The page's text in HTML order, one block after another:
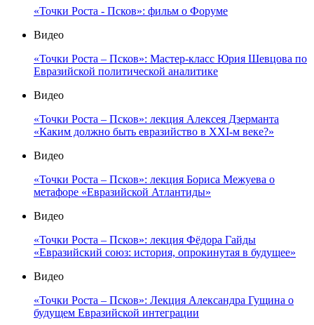
«Точки Роста - Псков»: фильм о Форуме
Видео
«Точки Роста – Псков»: Мастер-класс Юрия Шевцова по
Евразийской политической аналитике
Видео
«Точки Роста – Псков»: лекция Алексея Дзерманта
«Каким должно быть евразийство в XXI-м веке?»
Видео
«Точки Роста – Псков»: лекция Бориса Межуева о
метафоре «Евразийской Атлантиды»
Видео
«Точки Роста – Псков»: лекция Фёдора Гайды
«Евразийский союз: история, опрокинутая в будущее»
Видео
«Точки Роста – Псков»: Лекция Александра Гущина о
будущем Евразийской интеграции